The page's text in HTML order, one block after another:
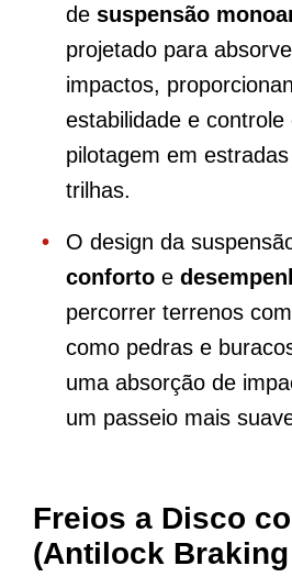
de suspensão
projetado para
impactos,
estabilidade e controle
pilotagem em
trilhas.
O design da
conforto e
percorrer terrenos
como pedras e
uma absorção de
um passeio mais
Freios a Disco
(Antilock